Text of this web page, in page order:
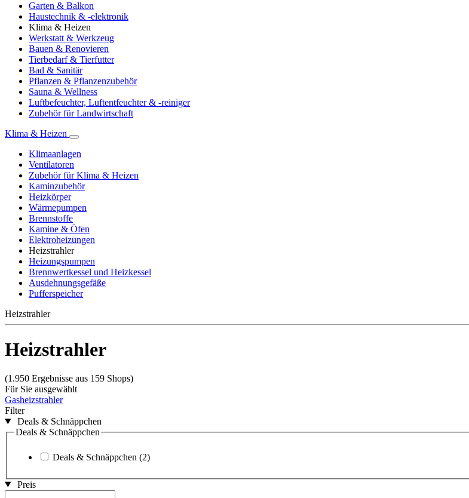
Garten & Balkon
Haustechnik & -elektronik
Klima & Heizen
Werkstatt & Werkzeug
Bauen & Renovieren
Tierbedarf & Tierfutter
Bad & Sanitär
Pflanzen & Pflanzenzubehör
Sauna & Wellness
Luftbefeuchter, Luftentfeuchter & -reiniger
Zubehör für Landwirtschaft
Klima & Heizen
Klimaanlagen
Ventilatoren
Zubehör für Klima & Heizen
Kaminzubehör
Heizkörper
Wärmepumpen
Brennstoffe
Kamine & Öfen
Elektroheizungen
Heizstrahler
Heizungspumpen
Brennwertkessel und Heizkessel
Ausdehnungsgefäße
Pufferspeicher
Heizstrahler
Heizstrahler
(1.950 Ergebnisse aus 159 Shops)
Für Sie ausgewählt
Gasheizstrahler
Filter
Deals & Schnäppchen
Deals & Schnäppchen
Deals & Schnäppchen (2)
Preis